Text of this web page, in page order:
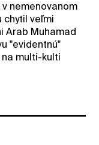
nemenovanom
chytil veľmi
Arab Muhamad
"evidentnú"
multi-kulti